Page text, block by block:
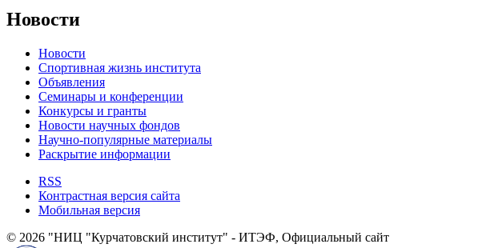
Новости
Новости
Спортивная жизнь института
Объявления
Семинары и конференции
Конкурсы и гранты
Новости научных фондов
Научно-популярные материалы
Раскрытие информации
RSS
Контрастная версия сайта
Мобильная версия
© 2026 "НИЦ "Курчатовский институт" - ИТЭФ, Официальный сайт